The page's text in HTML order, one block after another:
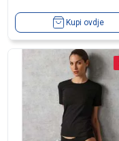
Kupi ovdje